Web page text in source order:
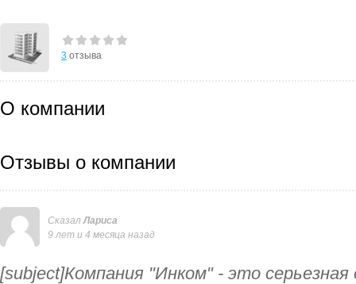
3 отзыва
О компании
Отзывы о компании
СказалЛариса
9 лет и 4 месяца назад
[subject]Компания "Инком" - это серьезная